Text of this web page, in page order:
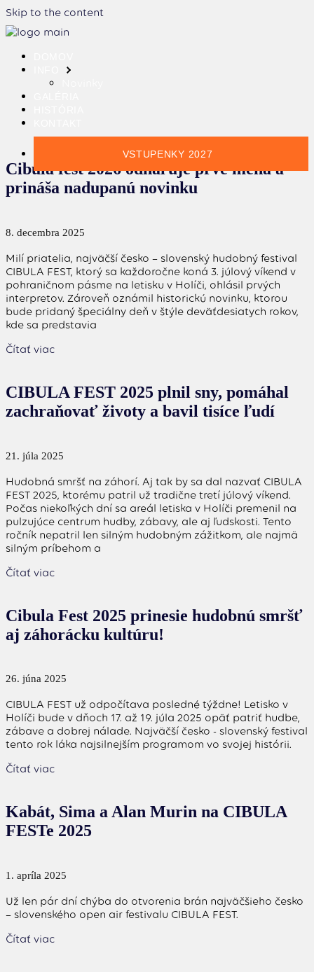
Skip to the content
VSTUPENKY 2027
Cibula fest 2026 odhaľuje prvé mená a
prináša nadupanú novinku
8. decembra 2025
Milí priatelia, najväčší česko – slovenský hudobný festival
CIBULA FEST, ktorý sa každoročne koná 3. júlový víkend v
pohraničnom pásme na letisku v Holíči, ohlásil prvých
interpretov. Zároveň oznámil historickú novinku, ktorou
bude pridaný špeciálny deň v štýle deväťdesiatych rokov,
kde sa predstavia
Čítať viac
CIBULA FEST 2025 plnil sny, pomáhal
zachraňovať životy a bavil tisíce ľudí
21. júla 2025
Hudobná smršť na záhorí. Aj tak by sa dal nazvať CIBULA
FEST 2025, ktorému patril už tradične tretí júlový víkend.
Počas niekoľkých dní sa areál letiska v Holíči premenil na
pulzujúce centrum hudby, zábavy, ale aj ľudskosti. Tento
ročník nepatril len silným hudobným zážitkom, ale najmä
silným príbehom a
Čítať viac
Cibula Fest 2025 prinesie hudobnú smršť
aj záhorácku kultúru!
26. júna 2025
CIBULA FEST už odpočítava posledné týždne! Letisko v
Holíči bude v dňoch 17. až 19. júla 2025 opäť patriť hudbe,
zábave a dobrej nálade. Najväčší česko - slovenský festival
tento rok láka najsilnejším programom vo svojej histórii.
Čítať viac
Kabát, Sima a Alan Murin na CIBULA
FESTe 2025
1. apríla 2025
Už len pár dní chýba do otvorenia brán najväčšieho česko
– slovenského open air festivalu CIBULA FEST.
Čítať viac